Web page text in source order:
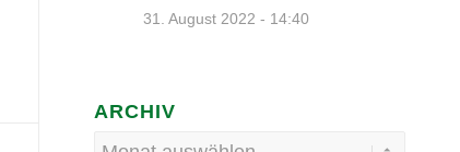
31. August 2022 - 14:40
ARCHIV